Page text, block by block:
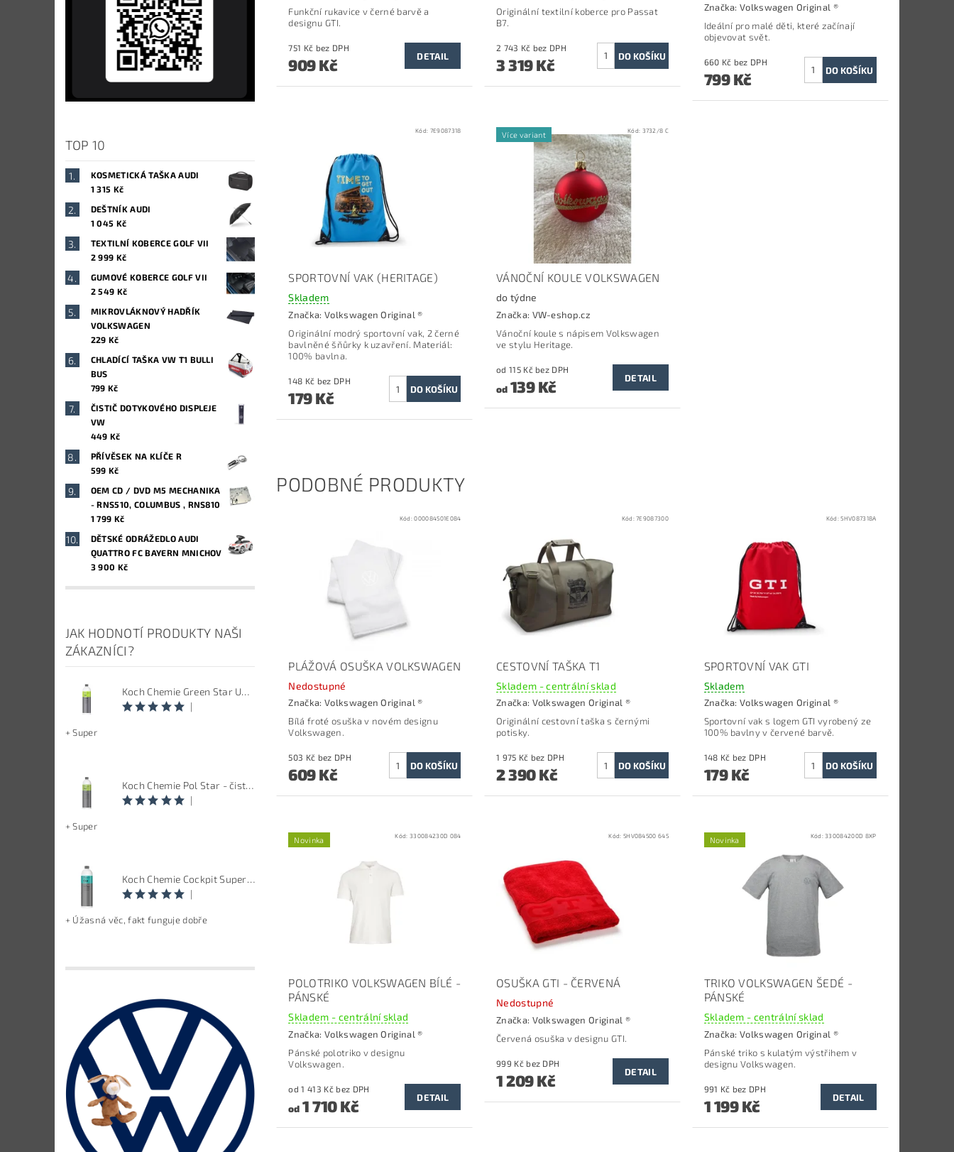
TOP 10
KOSMETICKÁ TAŠKA AUDI
1 315 Kč
DEŠTNÍK AUDI
1 045 Kč
TEXTILNÍ KOBERCE GOLF VII
2 999 Kč
GUMOVÉ KOBERCE GOLF VII
2 549 Kč
MIKROVLÁKNOVÝ HADŘÍK
VOLKSWAGEN
229 Kč
CHLADÍCÍ TAŠKA VW T1 BULLI
BUS
799 Kč
ČISTIČ DOTYKOVÉHO DISPLEJE
VW
449 Kč
PŘÍVĚSEK NA KLÍČE R
599 Kč
OEM CD / DVD M5 MECHANIKA
- RNS510, COLUMBUS , RNS810
1 799 Kč
DĚTSKÉ ODRÁŽEDLO AUDI
QUATTRO FC BAYERN MNICHOV
3 900 Kč
JAK HODNOTÍ PRODUKTY NAŠI
ZÁKAZNÍCI?
Koch Chemie Green Star Univerzal - Univerzální čistič
|
+ Super
Koch Chemie Pol Star - čistič kůže, textilu a alcantary, objem 1 L
|
+ Super
Koch Chemie Cockpit Super Pflege - ošetření vnitřních plastů, objem: 1 L
|
+ Úžasná věc, fakt funguje dobře
Funkční rukavice v černé barvě a
designu GTI.
751 Kč bez DPH
909 Kč DETAIL
Originální textilní koberce pro Passat
B7.
2 743 Kč bez DPH
3 319 Kč
Značka:Volkswagen Original ®
Ideální pro malé děti, které začínají
objevovat svět.
660 Kč bez DPH
799 Kč
Kód: 7E9087318
SPORTOVNÍ VAK (HERITAGE)
Skladem
Značka: Volkswagen Original ®
Originální modrý sportovní vak, 2 černé
bavlněné šňůrky k uzavření. Materiál:
100% bavlna.
148 Kč bez DPH
179 Kč
Více variant Kód: 3732/8 C
VÁNOČNÍ KOULE VOLKSWAGEN
do týdne
Značka: VW-eshop.cz
Vánoční koule s nápisem Volkswagen
ve stylu Heritage.
od 115 Kč bez DPH
od139 Kč DETAIL
PODOBNÉ PRODUKTY
Kód:000084501E084
PLÁŽOVÁ OSUŠKA VOLKSWAGEN
Nedostupné
Značka: Volkswagen Original ®
Bílá froté osuška v novém designu
Volkswagen.
503 Kč bez DPH
609 Kč
Kód:7E9087300
CESTOVNÍ TAŠKA T1
Skladem - centrální sklad
Značka: Volkswagen Original ®
Originální cestovní taška s černými
potisky.
1 975 Kč bez DPH
2 390 Kč
Kód:5HV087318A
SPORTOVNÍ VAK GTI
Skladem
Značka:Volkswagen Original ®
Sportovní vak s logem GTI vyrobený ze
100% bavlny v červené barvě.
148 Kč bez DPH
179 Kč
Novinka Kód: 330084230D 084
POLOTRIKO VOLKSWAGEN BÍLÉ -
PÁNSKÉ
Skladem - centrální sklad
Značka: Volkswagen Original ®
Pánské polotriko v designu
Volkswagen.
od 1 413 Kč bez DPH
od1 710 Kč DETAIL
Kód: 5HV084500 645
OSUŠKA GTI - ČERVENÁ
Nedostupné
Značka: Volkswagen Original ®
Červená osuška v designu GTI.
999 Kč bez DPH
1 209 Kč DETAIL
Novinka Kód:330084200D 8XP
TRIKO VOLKSWAGEN ŠEDÉ -
PÁNSKÉ
Skladem - centrální sklad
Značka:Volkswagen Original ®
Pánské triko s kulatým výstřihem v
designu Volkswagen.
991 Kč bez DPH
1 199 Kč DETAIL